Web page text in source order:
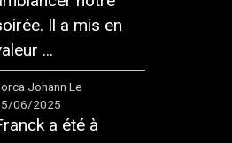
Il a mis en
...
Johann Le
06/2025
a été à